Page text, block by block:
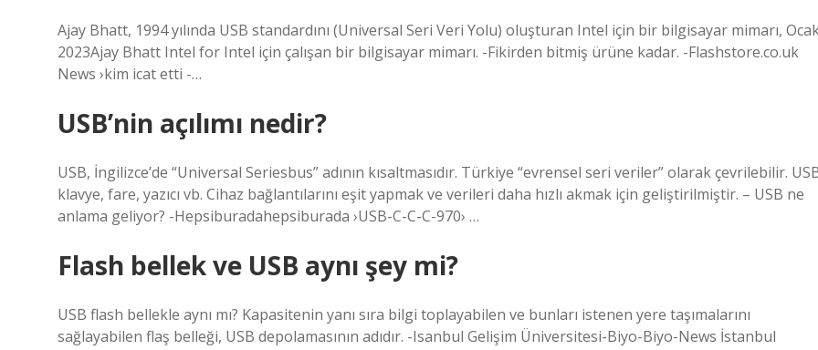
Ajay Bhatt, 1994 yılında USB standardını (Universal Seri Veri Yolu) oluşturan Intel için bir bilgisayar mimarı,
2023Ajay Bhatt Intel for Intel için çalışan bir bilgisayar mimarı. -Fikirden bitmiş ürüne kadar. -Flashstore.co.uk
News ›kim icat etti -…
USB’nin açılımı nedir?
USB, İngilizce’de “Universal Seriesbus” adının kısaltmasıdır. Türkiye “evrensel seri veriler” olarak çevrilebilir.
klavye, fare, yazıcı vb. Cihaz bağlantılarını eşit yapmak ve verileri daha hızlı akmak için geliştirilmiştir. – USB ne
anlama geliyor? -Hepsiburadahepsiburada ›USB-C-C-C-970› …
Flash bellek ve USB aynı şey mi?
USB flash bellekle aynı mı? Kapasitenin yanı sıra bilgi toplayabilen ve bunları istenen yere taşımalarını
sağlayabilen flaş belleği, USB depolamasının adıdır. -Isanbul Gelişim Üniversitesi-Biyo-Biyo-News İstanbul